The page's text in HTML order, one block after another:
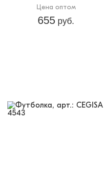
Цена оптом
655 руб.